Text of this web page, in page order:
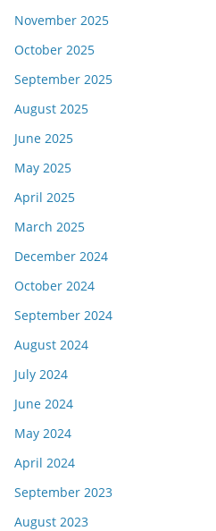
November 2025
October 2025
September 2025
August 2025
June 2025
May 2025
April 2025
March 2025
December 2024
October 2024
September 2024
August 2024
July 2024
June 2024
May 2024
April 2024
September 2023
August 2023